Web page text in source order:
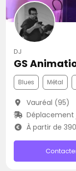
DJ
GS
Blues Métal
Vauréal (95)
Déplacement
À partir de